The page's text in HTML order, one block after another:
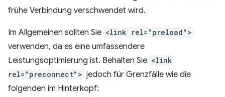
frühe Verbindung verschwendet wird.
Im Allgemeinen sollten Sie <link rel="preload">
verwenden, da es eine umfassendere
Leistungsoptimierung ist. Behalten Sie <link
rel="preconnect"> jedoch für Grenzfälle wie die
folgenden im Hinterkopf: